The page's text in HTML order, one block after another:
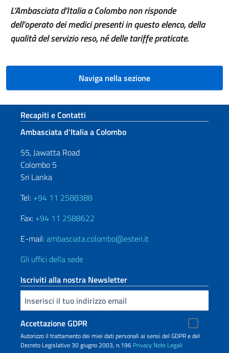
L’Ambasciata d’Italia a Colombo non risponde
dell’operato dei medici presenti in questo elenco, della
qualità del servizio reso, né delle tariffe praticate.
Naviga nella sezione
Sezione footer
Recapiti e Contatti
Ambasciata d’Italia a Colombo
55, Jawatta Road
Colombo 5
Sri Lanka
Tel: +94 11 2588388
Fax: +94 11 2588622
E-mail:ambasciata.colombo@esteri.it
Gli uffici della sede
Iscriviti alla nostra Newsletter
Inserisci la tua email
Accettazione GDPR
Autorizzo il trattamento dei miei dati personali ai sensi del GDPR e del
Decreto Legislativo 30 giugno 2003, n.196 Privacy Note Legali